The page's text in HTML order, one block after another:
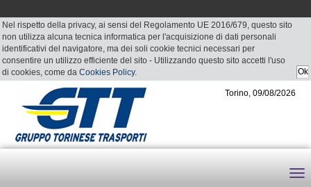
Nel rispetto della privacy, ai sensi del Regolamento UE 2016/679, questo sito
non utilizza alcuna tecnica informatica per l'acquisizione di dati personali
identificativi del navigatore, ma dei soli cookie tecnici necessari per
consentire un utilizzo efficiente del sito - Utilizzando questo sito accetti l'uso
di cookies, come da Cookies Policy.
Torino, 09/08/2026